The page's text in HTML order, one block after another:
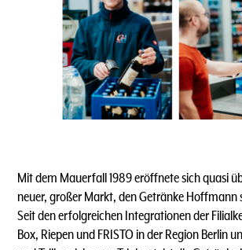
Mit dem Mauerfall 1989 eröffnete sich quasi
neuer, großer Markt, den Getränke Hoffmann
Seit den erfolgreichen Integrationen der
Box, Riepen und FRISTO in der Region Berlin